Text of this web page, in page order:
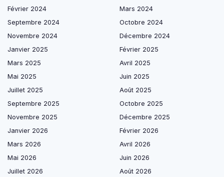
Février 2024
Mars 2024
Septembre 2024
Octobre 2024
Novembre 2024
Décembre 2024
Janvier 2025
Février 2025
Mars 2025
Avril 2025
Mai 2025
Juin 2025
Juillet 2025
Août 2025
Septembre 2025
Octobre 2025
Novembre 2025
Décembre 2025
Janvier 2026
Février 2026
Mars 2026
Avril 2026
Mai 2026
Juin 2026
Juillet 2026
Août 2026